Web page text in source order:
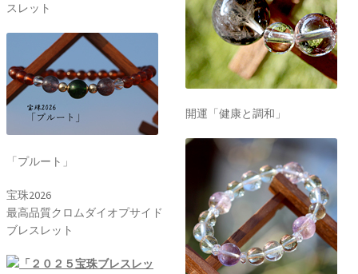
スレット
「プルート」
宝珠2026
最高品質クロムダイオプサイド
ブレスレット
開運「健康と調和」